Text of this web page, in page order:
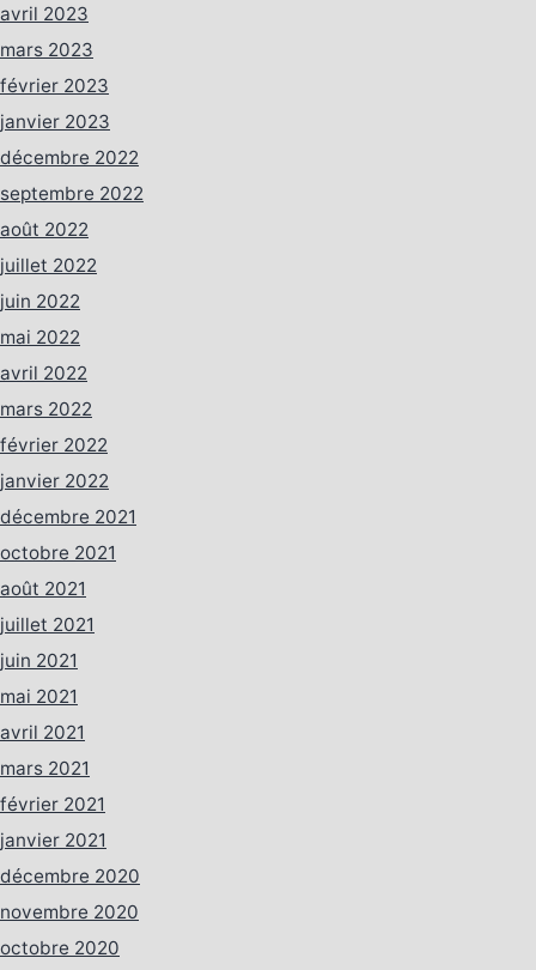
avril 2023
mars 2023
février 2023
janvier 2023
décembre 2022
septembre 2022
août 2022
juillet 2022
juin 2022
mai 2022
avril 2022
mars 2022
février 2022
janvier 2022
décembre 2021
octobre 2021
août 2021
juillet 2021
juin 2021
mai 2021
avril 2021
mars 2021
février 2021
janvier 2021
décembre 2020
novembre 2020
octobre 2020